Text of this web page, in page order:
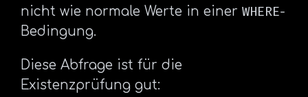
nicht wie normale Werte in einer WHERE-
Bedingung.
Diese Abfrage ist für die
Existenzprüfung gut: